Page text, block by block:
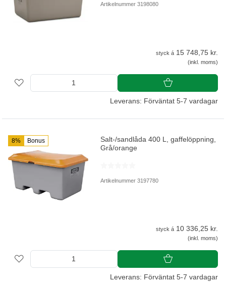
Artikelnummer 3198080
styck á 15 748,75 kr.
(inkl. moms)
Leverans: Förväntat 5-7 vardagar
8% Bonus
Salt-/sandlåda 400 L, gaffelöppning,
Grå/orange
Artikelnummer 3197780
styck á 10 336,25 kr.
(inkl. moms)
Leverans: Förväntat 5-7 vardagar